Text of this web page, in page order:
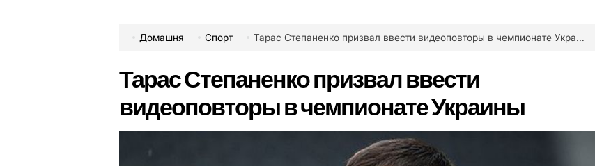
Домашня Спорт Тарас Степаненко призвал ввести видеоповторы в чемпионате Украины
Тарас Степаненко призвал ввести
видеоповторы в чемпионате Украины